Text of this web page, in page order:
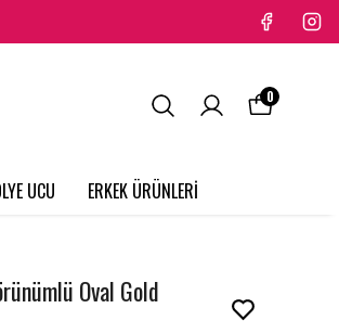
UCU ERKEK ÜRÜNLERİ
0
Oval Gold